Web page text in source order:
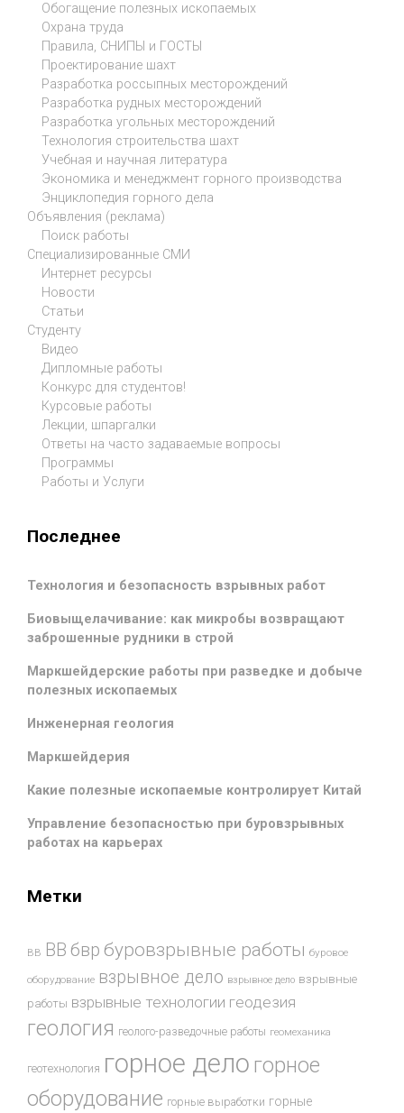
Обогащение полезных ископаемых
Охрана труда
Правила, СНИПЫ и ГОСТЫ
Проектирование шахт
Разработка россыпных месторождений
Разработка рудных месторождений
Разработка угольных месторождений
Технология строительства шахт
Учебная и научная литература
Экономика и менеджмент горного производства
Энциклопедия горного дела
Объявления (реклама)
Поиск работы
Специализированные СМИ
Интернет ресурсы
Новости
Статьи
Студенту
Видео
Дипломные работы
Конкурс для студентов!
Курсовые работы
Лекции, шпаргалки
Ответы на часто задаваемые вопросы
Программы
Работы и Услуги
Последнее
Технология и безопасность взрывных работ
Биовыщелачивание: как микробы возвращают
заброшенные рудники в строй
Маркшейдерские работы при разведке и добыче
полезных ископаемых
Инженерная геология
Маркшейдерия
Какие полезные ископаемые контролирует Китай
Управление безопасностью при буровзрывных
работах на карьерах
Метки
ВВ ВВ бвр буровзрывные работы буровое
оборудование взрывное дело взрывное дело взрывные
работы взрывные технологии геодезия
геология геолого-разведочные работы геомеханика
геотехнология горное дело горное
оборудование горные выработки горные